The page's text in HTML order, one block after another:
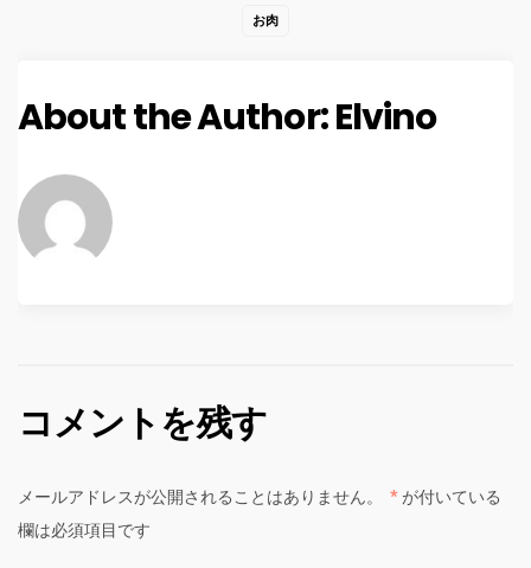
お肉
About the Author:Elvino
コメントを残す
メールアドレスが公開されることはありません。 * が付いている
欄は必須項目です